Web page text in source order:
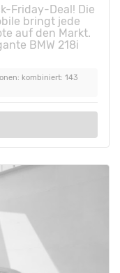
Friday-Deal! Die
bringt jede
auf den Markt.
BMW 218i
kombiniert: 143